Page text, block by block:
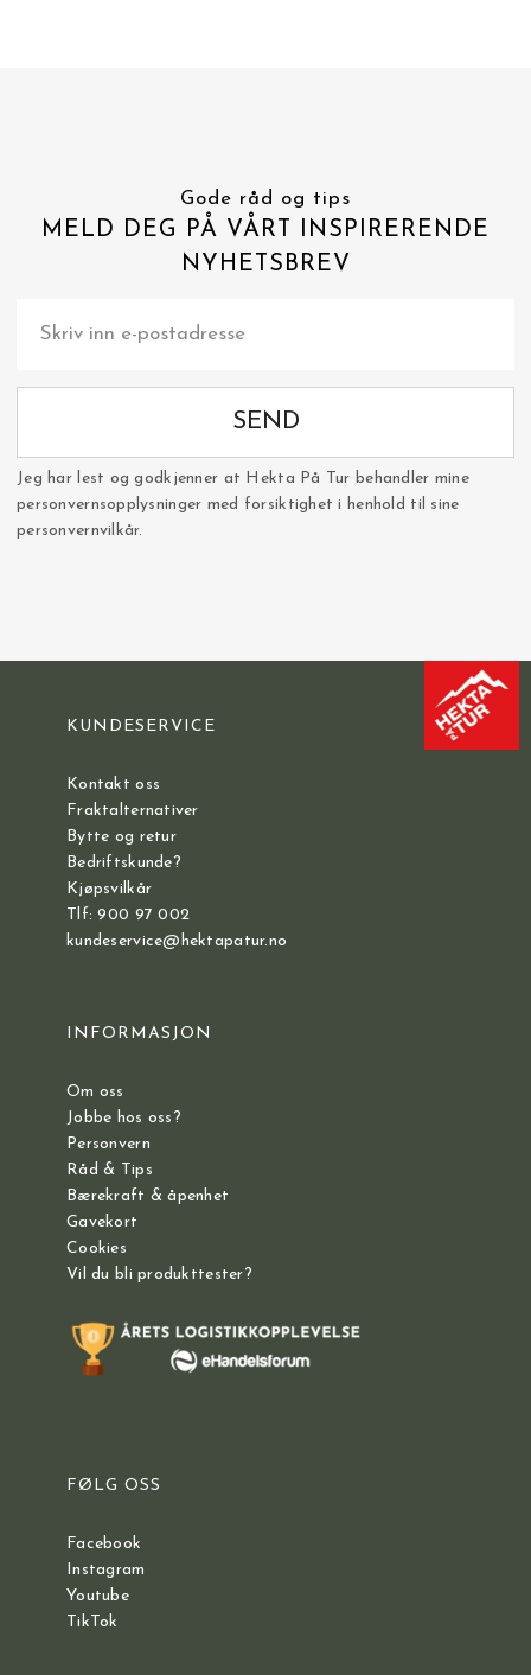
Gode råd og tips
MELD DEG PÅ VÅRT INSPIRERENDE
NYHETSBREV
SEND
Jeg har lest og godkjenner at Hekta På Tur behandler mine
personvernsopplysninger med forsiktighet i henhold til sine
personvernvilkår.
KUNDESERVICE
Kontakt oss
Fraktalternativer
Bytte og retur
Bedriftskunde?
Kjøpsvilkår
Tlf: 900 97 002
kundeservice@hektapatur.no
INFORMASJON
Om oss
Jobbe hos oss?
Personvern
Råd & Tips
Bærekraft & åpenhet
Gavekort
Cookies
Vil du bli produkttester?
FØLG OSS
Facebook
Instagram
Youtube
TikTok